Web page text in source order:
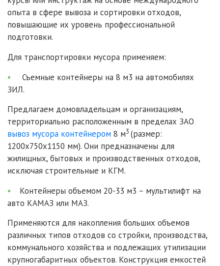
опыта в сфере вывоза и сортировки отходов,
повышающие их уровень профессиональной
подготовки.
Для транспортировки мусора применяем:
Съемные контейнеры на 8 м3 на автомобилях
ЗИЛ.
Предлагаем домовладельцам и организациям,
территориально расположенным в пределах ЗАО
вывоз мусора контейнером 8 м3 (размер:
1200x750x1150 мм). Они предназначены для
жилищных, бытовых и производственных отходов,
исключая строительные и КГМ.
Контейнеры объемом 20-33 м3 – мультилифт на
авто КАМАЗ или МАЗ.
Применяются для накопления больших объемов
различных типов отходов со стройки, производства,
коммунального хозяйства и подлежащих утилизации
крупногабаритных объектов. Конструкция емкостей